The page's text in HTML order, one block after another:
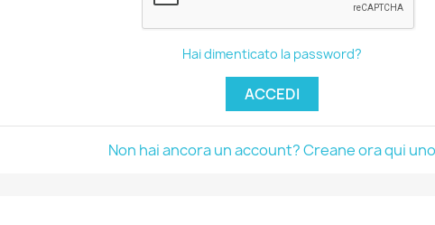
Hai dimenticato la password?
ACCEDI
Non hai ancora un account? Creane ora qui uno